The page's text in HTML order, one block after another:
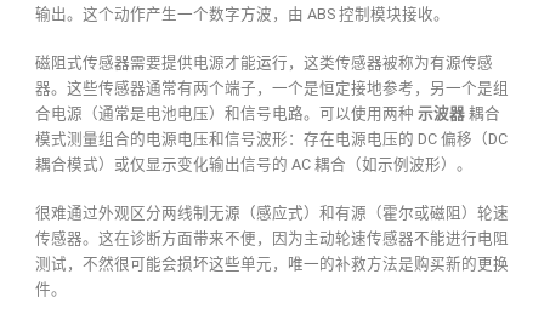
输出。这个动作产生一个数字方波，由 ABS 控制模块接收。
磁阻式传感器需要提供电源才能运行，这类传感器被称为有源传感
器。这些传感器通常有两个端子，一个是恒定接地参考，另一个是组
合电源（通常是电池电压）和信号电路。可以使用两种 示波器耦合
模式测量组合的电源电压和信号波形：存在电源电压的 DC 偏移（DC
耦合模式）或仅显示变化输出信号的 AC 耦合（如示例波形）。
很难通过外观区分两线制无源（感应式）和有源（霍尔或磁阻）轮速
传感器。这在诊断方面带来不便，因为主动轮速传感器不能进行电阻
测试，不然很可能会损坏这些单元，唯一的补救方法是购买新的更换
件。